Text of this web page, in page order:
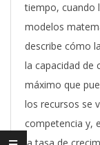
tiempo, cuando
modelos
describe cómo
la capacidad de
máximo que
los recursos se
competencia y,